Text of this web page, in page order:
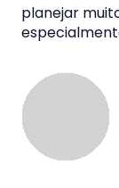
planejar